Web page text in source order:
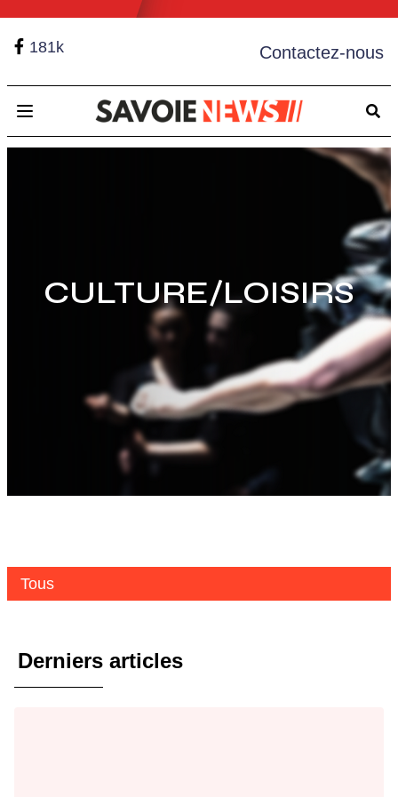
181k Contactez-nous
Open main menu
CULTURE/LOISIRS
Tous
Derniers articles